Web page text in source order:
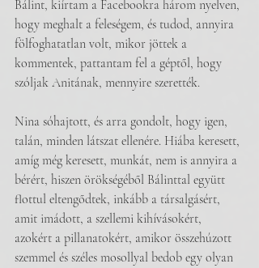
Bálint, kiírtam a Facebookra három nyelven,
hogy meghalt a feleségem, és tudod, annyira
fölfoghatatlan volt, mikor jöttek a
kommentek, pattantam fel a géptől, hogy
szóljak Anitának, mennyire szerették.
Nina sóhajtott, és arra gondolt, hogy igen,
talán, minden látszat ellenére. Hiába keresett,
amíg még keresett, munkát, nem is annyira a
bérért, hiszen örökségéből Bálinttal együtt
flottul eltengődtek, inkább a társalgásért,
amit imádott, a szellemi kihívásokért,
azokért a pillanatokért, amikor összehúzott
szemmel és széles mosollyal bedob egy olyan